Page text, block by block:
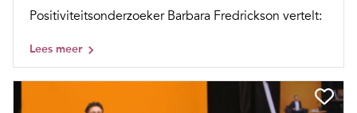
Positiviteitsonderzoeker Barbara Fredrickson vertelt:
Lees meer